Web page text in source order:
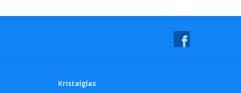
Kristalglas